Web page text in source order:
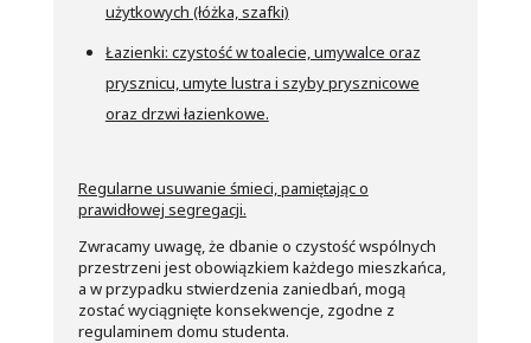
użytkowych (łóżka, szafki)
Łazienki: czystość w toalecie, umywalce oraz
prysznicu, umyte lustra i szyby prysznicowe
oraz drzwi łazienkowe.
Regularne usuwanie śmieci, pamiętając o
prawidłowej segregacji.
Zwracamy uwagę, że dbanie o czystość wspólnych
przestrzeni jest obowiązkiem każdego mieszkańca,
a w przypadku stwierdzenia zaniedbań, mogą
zostać wyciągnięte konsekwencje, zgodne z
regulaminem domu studenta.